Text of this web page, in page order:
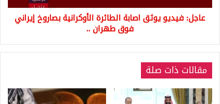
فوق
طهران
عاجل: فيديو يوثق اصابة الطائرة الأوكرانية بصاروخ إيراني
فوق طهران ..
مقالات ذات صلة